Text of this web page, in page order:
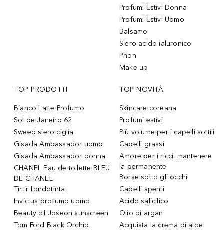
Profumi Estivi Donna
Profumi Estivi Uomo
Balsamo
Siero acido ialuronico
Phon
Make up
TOP PRODOTTI
Bianco Latte Profumo
Sol de Janeiro 62
Sweed siero ciglia
Gisada Ambassador uomo
Gisada Ambassador donna
CHANEL Eau de toilette BLEU
DE CHANEL
Tirtir fondotinta
Invictus profumo uomo
Beauty of Joseon sunscreen
Tom Ford Black Orchid
TOP NOVITÀ
Skincare coreana
Profumi estivi
Più volume per i capelli sottili
Capelli grassi
Amore per i ricci: mantenere
la permanente
Borse sotto gli occhi
Capelli spenti
Acido salicilico
Olio di argan
Acquista la crema di aloe